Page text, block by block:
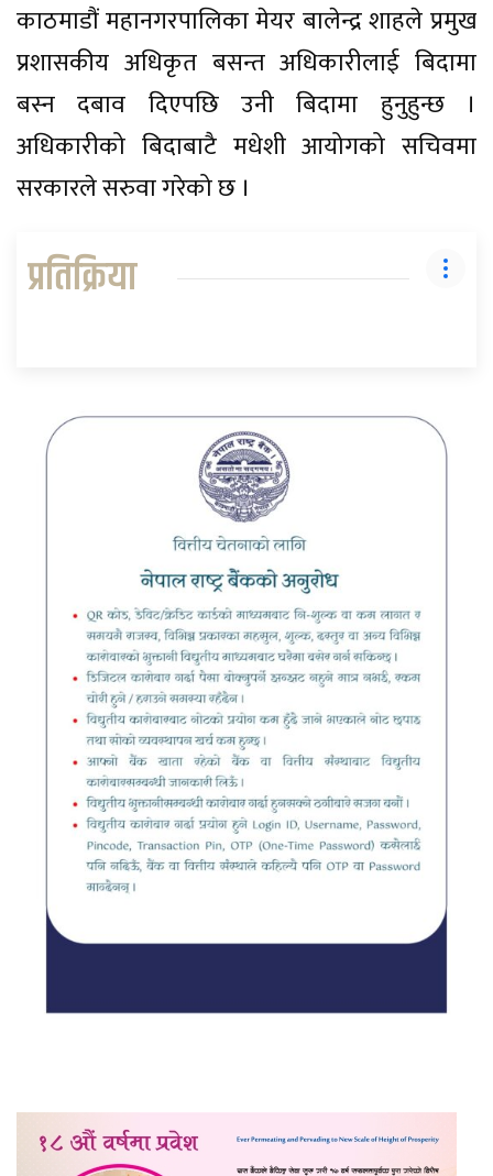
काठमाडौं महानगरपालिका मेयर बालेन्द्र शाहले प्रमुख
प्रशासकीय अधिकृत बसन्त अधिकारीलाई बिदामा
बस्न दबाव दिएपछि उनी बिदामा हुनुहुन्छ ।
अधिकारीको बिदाबाटै मधेशी आयोगको सचिवमा
सरकारले सरुवा गरेको छ ।
प्रतिक्रिया